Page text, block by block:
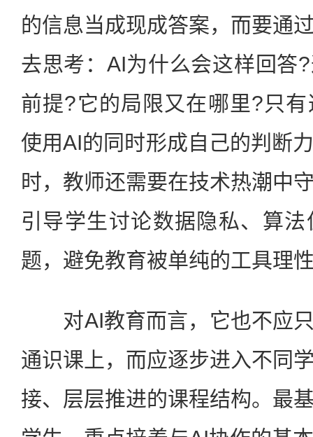
的信息当成现成答案，而要通
去思考：AI为什么会这样回答
前提?它的局限又在哪里?只
使用AI的同时形成自己的判断
时，教师还需要在技术热潮中
引导学生讨论数据隐私、算
题，避免教育被单纯的工具理
对AI教育而言，它也不应只
通识课上，而应逐步进入不同
接、层层推进的课程结构。最